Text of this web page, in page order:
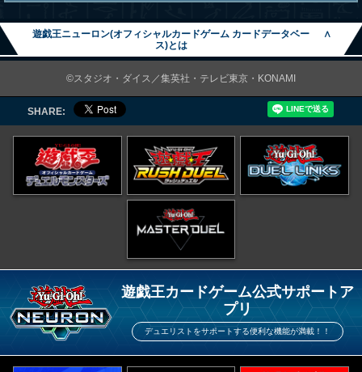
遊戯王ニューロン(オフィシャルカードゲーム カードデータベー
ス)とは
∧
©スタジオ・ダイス／集英社・テレビ東京・KONAMI
SHARE:
遊戯王カードゲーム公式サポートア
プリ
デュエリストをサポートする便利な機能が満載！！